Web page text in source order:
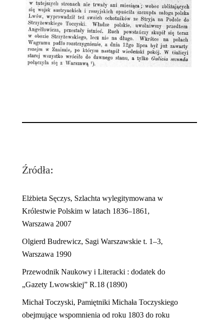
Źródła:
Elżbieta Sęczys, Szlachta wylegitymowana w
Królestwie Polskim w latach 1836–1861,
Warszawa 2007
Olgierd Budrewicz, Sagi Warszawskie t. 1–3,
Warszawa 1990
Przewodnik Naukowy i Literacki : dodatek do
„Gazety Lwowskiej” R.18 (1890)
Michał Toczyski, Pamiętniki Michała Toczyskiego
obejmujące wspomnienia od roku 1803 do roku